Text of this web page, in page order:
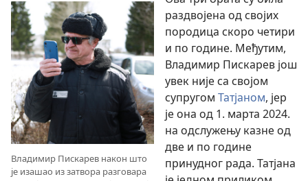
Владимир Пискарев након што
је изашао из затвора разговара
раздвојена од својих
породица скоро четири
и по године. Међутим,
Владимир Пискарев још
увек није са својом
супругом Татјаном, јер
је она од 1. марта 2024.
на одслужењу казне од
две и по године
принудног рада. Татјана